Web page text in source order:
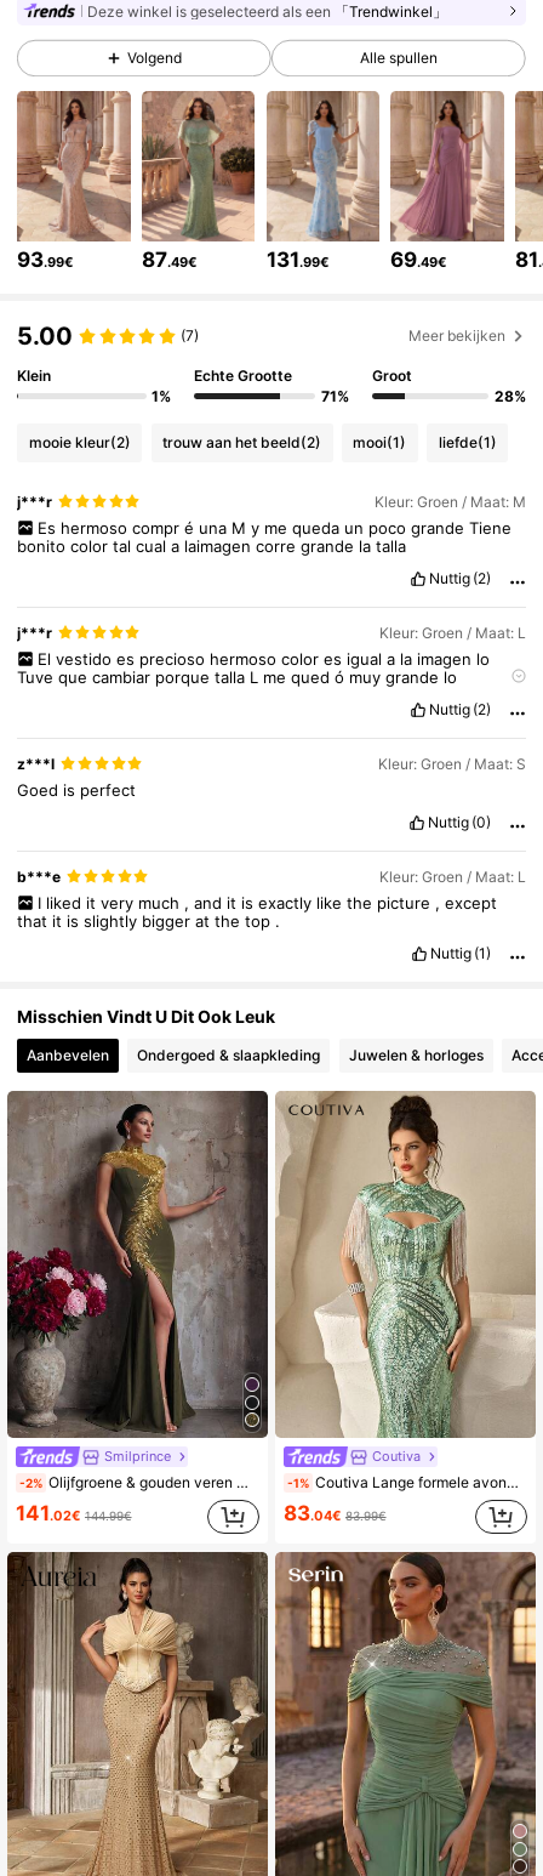
4.72 197K Volgers
4.72 197K Volgers
197K Volgers
4.72 197K Volgers
4.72 197K Volgers
Deze winkel is geselecteerd als een 「Trendwinkel」
Volgend Alle spullen
93.99€ 87.49€ 131.99€ 69.49€ 81
5.00 (7) Meer bekijken
Klein
1%
Echte Grootte
71%
Groot
28%
mooie kleur(2) trouw aan het beeld(2) mooi(1) liefde(1)
j***r Kleur: Groen / Maat: M
Es hermoso compr é una M y me queda un poco grande Tiene
bonitocolortalcuala laimagencorregrande latalla
Nuttig (2)
j***r Kleur: Groen / Maat: L
El vestido es precioso hermoso color es igual a la imagen lo
Tuvequecambiar porquetalla L mequedó muygrande lo
Nuttig (2)
z***l Kleur: Groen / Maat: S
Goed is perfect
Nuttig (0)
b***e Kleur: Groen / Maat: L
I liked it very much , and it is exactly like the picture , except
that it isslightly biggeratthetop .
Nuttig (1)
Misschien Vindt U Dit Ook Leuk
Aanbevelen Ondergoed & slaapkleding Juwelen & horloges
Smilprince
-2% Olijfgroene & gouden veren met kralen geborduurde hoge kraag korte mouwen hoge split visstaart strik luxe vintage avondjurk bruiloft feest herfst
141.02€ 144.99€
Coutiva
-1% Coutiva Lange formele avondjurk voor dames met paillettenmanchetten en kwastjes (stijl met zware afwerking)
83.04€ 83.99€